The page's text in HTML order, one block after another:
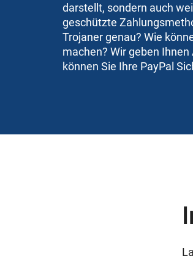
darstellt, sondern auch
geschützte
Trojaner genau? Wie
machen? Wir geben
können Sie Ihre PayPal